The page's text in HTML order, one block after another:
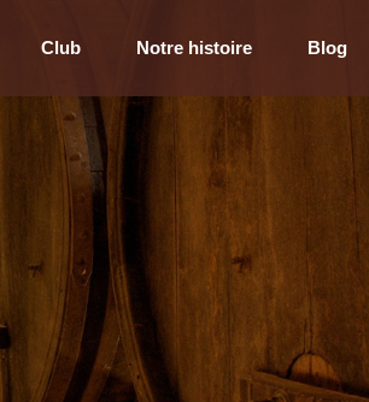
Club Notre histoire Blog